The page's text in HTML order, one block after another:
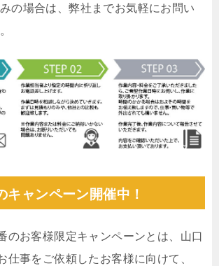
の場合は、弊社までお気軽にお問い
キャンペーン開催中！
のお客様限定キャンペーンとは、山口
仕事をご依頼したお客様に向けて、